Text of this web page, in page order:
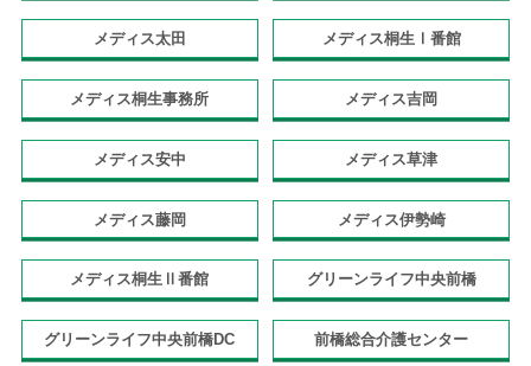
メディス太田 メディス桐生Ⅰ番館
メディス桐生事務所 メディス吉岡
メディス安中 メディス草津
メディス藤岡 メディス伊勢崎
メディス桐生Ⅱ番館 グリーンライフ中央前橋
グリーンライフ中央前橋DC 前橋総合介護センター